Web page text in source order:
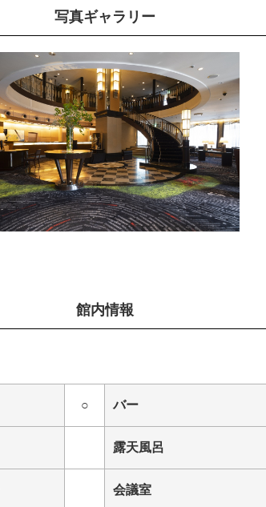
写真ギャラリー
館内情報
○ バー
露天風呂
会議室